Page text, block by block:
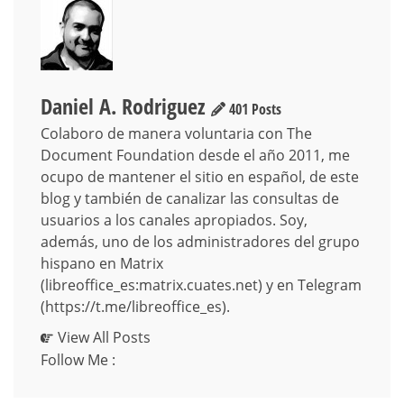
Daniel A. Rodriguez
401 Posts
Colaboro de manera voluntaria con The
Document Foundation desde el año 2011, me
ocupo de mantener el sitio en español, de este
blog y también de canalizar las consultas de
usuarios a los canales apropiados. Soy,
además, uno de los administradores del grupo
hispano en Matrix
(libreoffice_es:matrix.cuates.net) y en Telegram
(https://t.me/libreoffice_es).
View All Posts
Follow Me :